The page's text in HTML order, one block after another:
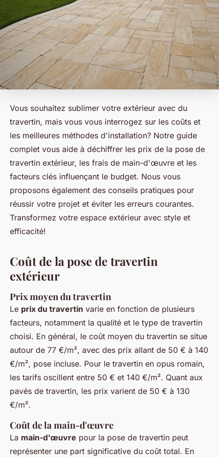
Vous souhaitez sublimer votre extérieur avec du
travertin, mais vous vous interrogez sur les coûts et
les meilleures méthodes d'installation? Notre guide
complet vous aide à déchiffrer les prix de la pose de
travertin extérieur, les frais de main-d'œuvre et les
facteurs clés influençant le budget. Nous vous
proposons également des conseils pratiques pour
réussir votre projet et éviter les erreurs courantes.
Transformez votre espace extérieur avec style et
efficacité!
Coût de la pose de travertin
extérieur
Prix moyen du travertin
Le prix du travertin varie en fonction de plusieurs
facteurs, notamment la qualité et le type de travertin
choisi. En général, le coût moyen du travertin se situe
autour de 77 €/m², avec des prix allant de 50 € à 140
€/m², pose incluse. Pour le travertin en opus romain,
les tarifs oscillent entre 50 € et 140 €/m². Quant aux
pavés de travertin, les prix varient de 50 € à 130
€/m².
Coût de la main-d'œuvre
La main-d'œuvre pour la pose de travertin peut
représenter une part significative du coût total. En